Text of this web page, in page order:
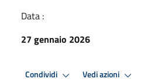
Data :
27 gennaio 2026
Condividi Vedi azioni